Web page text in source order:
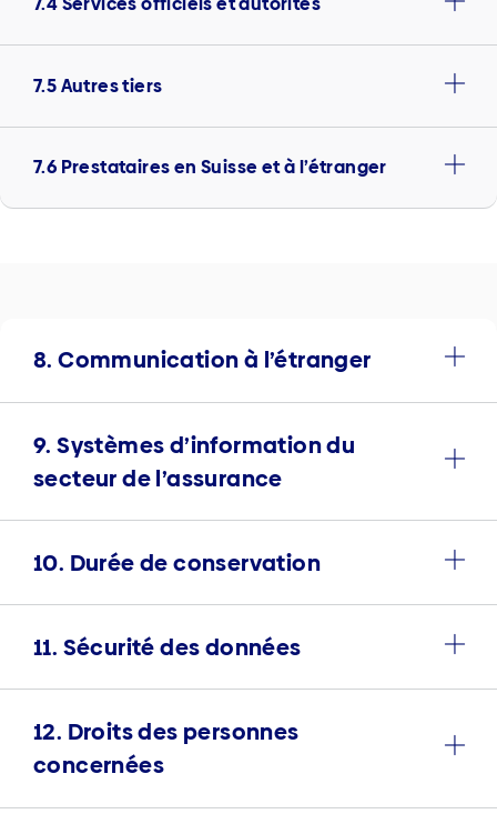
7.5 Autres tiers
7.6 Prestataires en Suisse et à l’étranger
8. Communication à l’étranger
9. Systèmes d’information du
secteur de l’assurance
10. Durée de conservation
11. Sécurité des données
12. Droits des personnes
concernées